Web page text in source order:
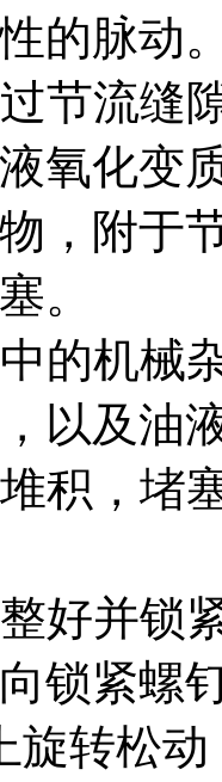
的脉动
流缝
氧化变
，附于
。
机械
以及油
积，堵
并锁
锁紧螺
转松